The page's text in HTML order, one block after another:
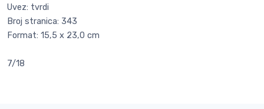
Uvez: tvrdi
Broj stranica: 343
Format: 15,5 x 23,0 cm
7/18